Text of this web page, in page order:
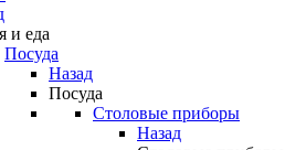
и еда
Посуда
Назад
Посуда
Столовые приборы
Назад